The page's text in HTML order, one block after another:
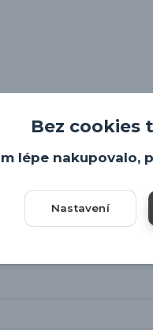
Bez cookies
lépe nakupovalo,
Nastavení